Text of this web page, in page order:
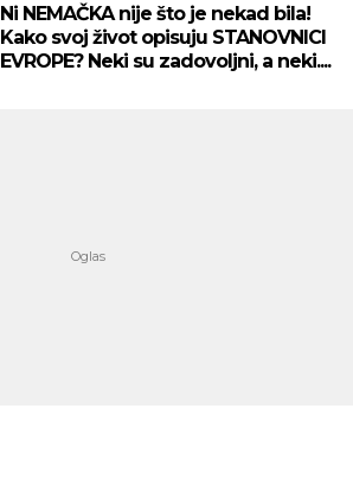
Ni NEMAČKA nije što je nekad bila!
Kako svoj život opisuju STANOVNICI
EVROPE? Neki su zadovoljni, a neki....